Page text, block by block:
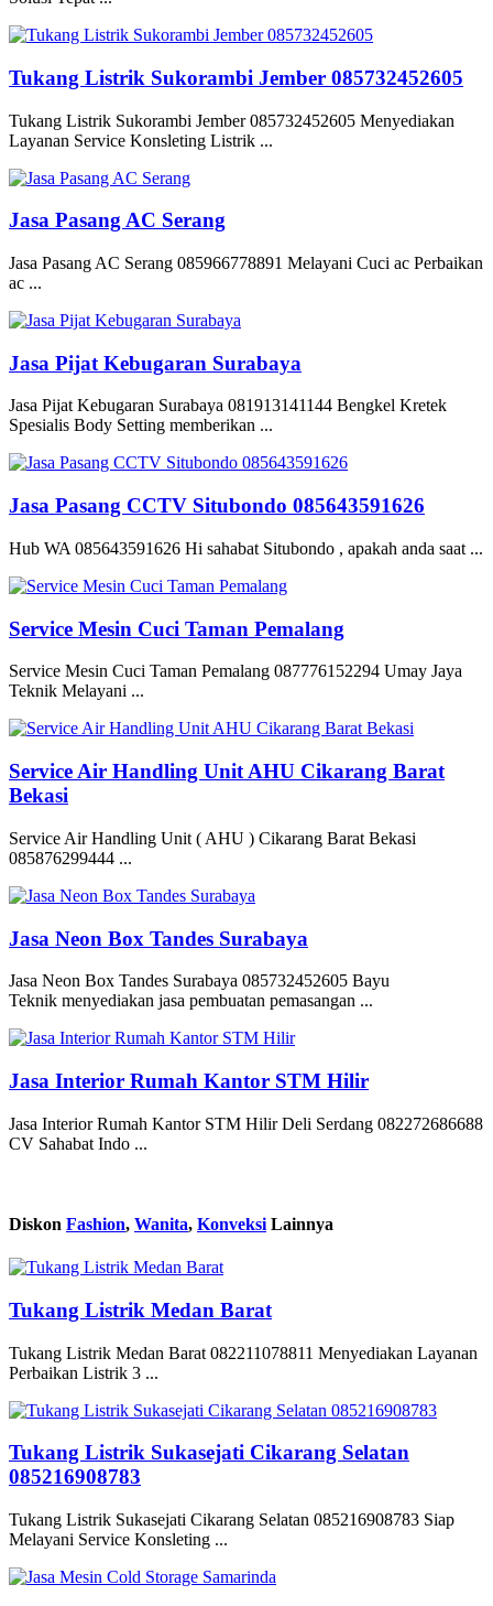
Tukang Listrik Sukorambi Jember 085732452605
Tukang Listrik Sukorambi Jember 085732452605 Menyediakan
Layanan Service Konsleting Listrik ...
Jasa Pasang AC Serang
Jasa Pasang AC Serang 085966778891 Melayani Cuci ac Perbaikan
ac ...
Jasa Pijat Kebugaran Surabaya
Jasa Pijat Kebugaran Surabaya 081913141144 Bengkel Kretek
Spesialis Body Setting memberikan ...
Jasa Pasang CCTV Situbondo 085643591626
Hub WA 085643591626 Hi sahabat Situbondo , apakah anda saat ...
Service Mesin Cuci Taman Pemalang
Service Mesin Cuci Taman Pemalang 087776152294 Umay Jaya
Teknik Melayani ...
Service Air Handling Unit AHU Cikarang Barat
Bekasi
Service Air Handling Unit ( AHU ) Cikarang Barat Bekasi
085876299444 ...
Jasa Neon Box Tandes Surabaya
Jasa Neon Box Tandes Surabaya 085732452605 Bayu
Teknik menyediakan jasa pembuatan pemasangan ...
Jasa Interior Rumah Kantor STM Hilir
Jasa Interior Rumah Kantor STM Hilir Deli Serdang 082272686688
CV Sahabat Indo ...
Diskon Fashion, Wanita, Konveksi Lainnya
Tukang Listrik Medan Barat
Tukang Listrik Medan Barat 082211078811 Menyediakan Layanan
Perbaikan Listrik 3 ...
Tukang Listrik Sukasejati Cikarang Selatan
085216908783
Tukang Listrik Sukasejati Cikarang Selatan 085216908783 Siap
Melayani Service Konsleting ...